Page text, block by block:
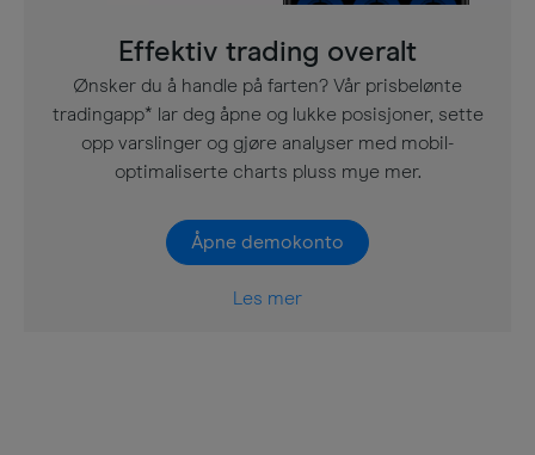
Effektiv trading overalt
Ønsker du å handle på farten? Vår prisbelønte
tradingapp* lar deg åpne og lukke posisjoner, sette
opp varslinger og gjøre analyser med mobil-
optimaliserte charts pluss mye mer.
Åpne demokonto
Les mer